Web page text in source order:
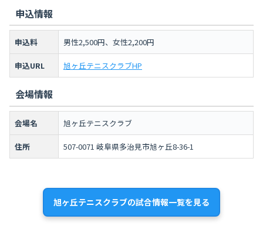
申込情報
申込料 男性2,500円、女性2,200円
申込URL 旭ヶ丘テニスクラブHP
会場情報
会場名 旭ヶ丘テニスクラブ
住所 507-0071 岐阜県多治見市旭ヶ丘8-36-1
旭ヶ丘テニスクラブの試合情報一覧を見る